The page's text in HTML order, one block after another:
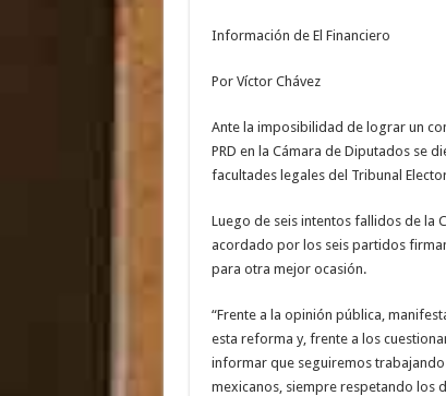
Información de El Financiero
Por Víctor Chávez
Ante la imposibilidad de lograr un
PRD en la Cámara de Diputados se
facultades legales del Tribunal
Luego de seis intentos fallidos de la
acordado por los seis partidos
para otra mejor ocasión.
“Frente a la opinión pública,
esta reforma y, frente a los
informar que seguiremos
mexicanos, siempre respetando los